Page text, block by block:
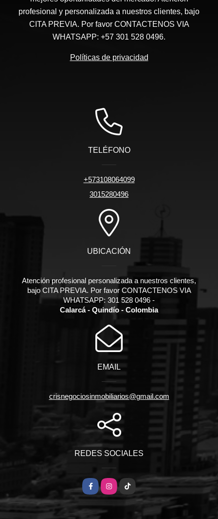
profesional y personalizada a nuestros clientes, bajo
CITA PREVIA. Por favor CONTACTENOS VIA
WHATSAPP: +57 301 528 0496.
Políticas de privacidad
TELÉFONO
+573108064099
3015280496
UBICACIÓN
Atención profesional personalizada a nuestros clientes,
bajo CITA PREVIA. Por favor CONTACTENOS VIA
WHATSAPP: 301 528 0496 -
Calarcá - Quindío - Colombia
EMAIL
crisnegociosinmobiliarios@gmail.com
REDES SOCIALES
FacebookInstagramTikTok